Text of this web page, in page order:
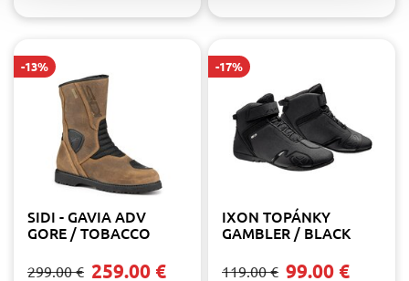
-13%
SIDI - GAVIA ADV
GORE / TOBACCO
299.00 € 259.00 €
-17%
IXON TOPÁNKY
GAMBLER / BLACK
119.00 € 99.00 €